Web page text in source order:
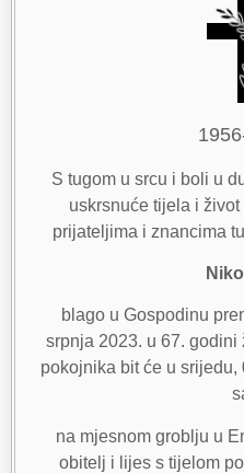
S tugom u srcu i boli u
uskrsnuće tijela i
prijateljima i znancima
blago u Gospodinu
srpnja 2023. u 67.
pokojnika bit će u
na mjesnom groblju u
obitelj i lijes s tijelom